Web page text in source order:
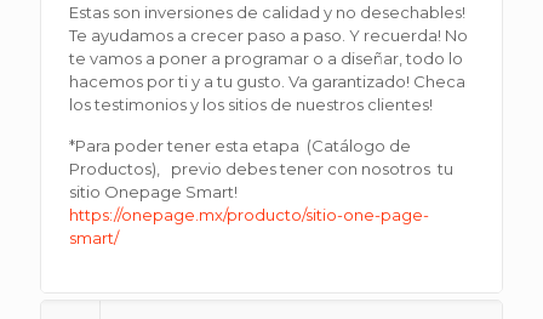
Estas son inversiones de calidad y no desechables!
Te ayudamos a crecer paso a paso. Y recuerda! No
te vamos a poner a programar o a diseñar, todo lo
hacemos por ti y a tu gusto. Va garantizado! Checa
los testimonios y los sitios de nuestros clientes!
*Para poder tener esta etapa (Catálogo de
Productos), previo debes tener con nosotros tu
sitio Onepage Smart!
https://onepage.mx/producto/sitio-one-page-
smart/